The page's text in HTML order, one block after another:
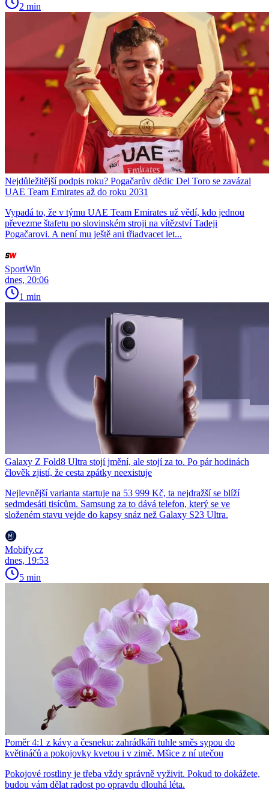
2 min
Nejdůležitější podpis roku? Pogačarův dědic Del Toro se zavázal
UAE Team Emirates až do roku 2031
Vypadá to, že v týmu UAE Team Emirates už vědí, kdo jednou
převezme štafetu po slovinském stroji na vítězství Tadeji
Pogačarovi. A není mu ještě ani třiadvacet let...
SportWin
dnes, 20:06
1 min
Galaxy Z Fold8 Ultra stojí jmění, ale stojí za to. Po pár hodinách
člověk zjistí, že cesta zpátky neexistuje
Nejlevnější varianta startuje na 53 999 Kč, ta nejdražší se blíží
sedmdesáti tisícům. Samsung za to dává telefon, který se ve
složeném stavu vejde do kapsy snáz než Galaxy S23 Ultra.
Mobify.cz
dnes, 19:53
5 min
Poměr 4:1 z kávy a česneku: zahrádkáři tuhle směs sypou do
květináčů a pokojovky kvetou i v zimě. Mšice z ní utečou
Pokojové rostliny je třeba vždy správně vyživit. Pokud to dokážete,
budou vám dělat radost po opravdu dlouhá léta.